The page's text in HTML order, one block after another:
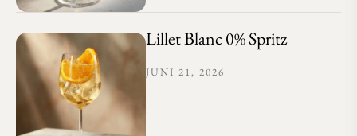
Lillet Blanc 0% Spritz
JUNI 21, 2026